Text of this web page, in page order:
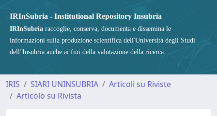
IRInSubria - Institutional Repository Insubria
IRInSubria raccoglie, conserva, documenta e dissemina le
informazioni sulla produzione scientifica dell'Università degli Studi
dell’Insubria anche ai fini della valutazione della ricerca.
IRIS SIARI UNINSUBRIA
Articoli su Riviste
Articolo su Rivista